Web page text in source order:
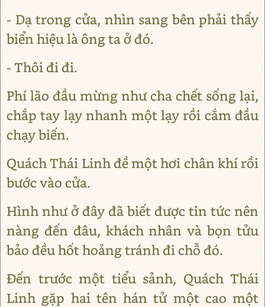
- Dạ trong cửa, nhìn sang bên phải thấy
biển hiệu là ông ta ở đó.
- Thôi đi đi.
Phí lão đầu mừng như cha chết sống lại,
chắp tay lạy nhanh một lạy rồi cắm đầu
chạy biến.
Quách Thái Linh đề một hơi chân khí rồi
bước vào cửa.
Hình như ở đây đã biết được tin tức nên
nàng đến đâu, khách nhân và bọn tửu
bảo đều hốt hoảng tránh đi chỗ đó.
Đến trước một tiểu sảnh, Quách Thái
Linh gặp hai tên hán tử một cao một